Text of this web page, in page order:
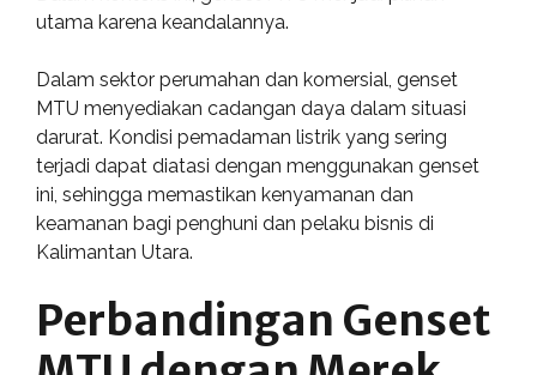
utama karena keandalannya.
Dalam sektor perumahan dan komersial, genset
MTU menyediakan cadangan daya dalam situasi
darurat. Kondisi pemadaman listrik yang sering
terjadi dapat diatasi dengan menggunakan genset
ini, sehingga memastikan kenyamanan dan
keamanan bagi penghuni dan pelaku bisnis di
Kalimantan Utara.
Perbandingan Genset